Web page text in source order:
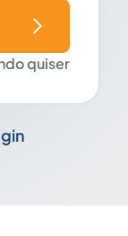
quiser